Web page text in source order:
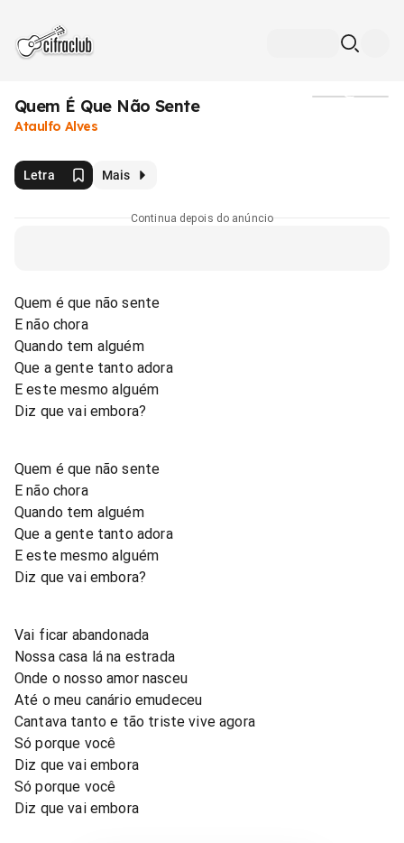
Quem É Que Não Sente
Ataulfo Alves
Letra Mais
Continua depois do anúncio
Quem é que não sente
E não chora
Quando tem alguém
Que a gente tanto adora
E este mesmo alguém
Diz que vai embora?
Quem é que não sente
E não chora
Quando tem alguém
Que a gente tanto adora
E este mesmo alguém
Diz que vai embora?
Vai ficar abandonada
Nossa casa lá na estrada
Onde o nosso amor nasceu
Até o meu canário emudeceu
Cantava tanto e tão triste vive agora
Só porque você
Diz que vai embora
Só porque você
Diz que vai embora